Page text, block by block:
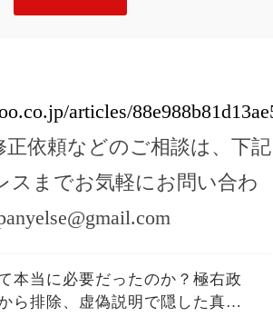
articles/
正依頼などのご相談は、下記
スまでお気軽にお問い合わ
本当に必要だったのか？極右政
ら排除、虚偽説明で隠した真実